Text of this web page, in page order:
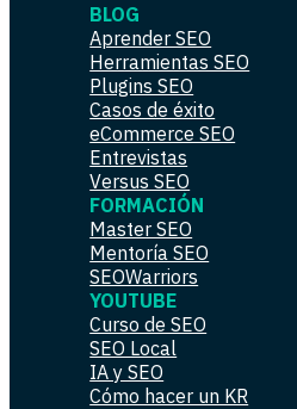
BLOG
Aprender SEO
Herramientas SEO
Plugins SEO
Casos de éxito
eCommerce SEO
Entrevistas
Versus SEO
FORMACIÓN
Master SEO
Mentoría SEO
SEOWarriors
YOUTUBE
Curso de SEO
SEO Local
IA y SEO
Cómo hacer un KR